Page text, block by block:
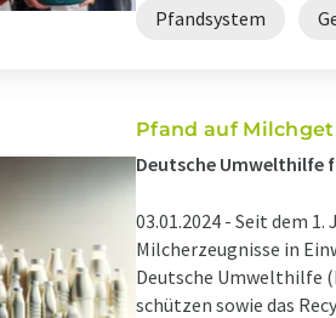
Pfandsystem
Pfand auf
Deutsche Umwelthilfe
03.01.2024 - Seit dem 1.
Milcherzeugnisse in
Deutsche Umwelthilfe
schützen sowie das